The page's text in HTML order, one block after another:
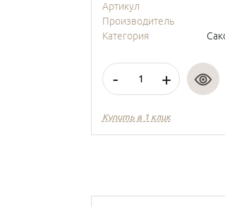
Артикул
Производитель
Категория
- +
Купить в 1 клик